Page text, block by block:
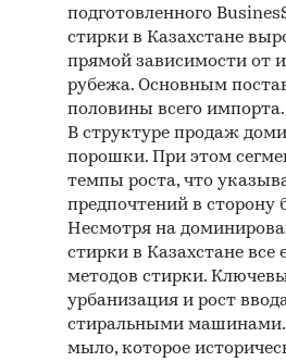
подготовленного
стирки в Казахстане
прямой зависимости от
рубежа. Основным
половины всего импорта.
В структуре продаж
порошки. При этом
темпы роста, что
предпочтений в сторону
Несмотря на
стирки в Казахстане
методов стирки.
урбанизация и рост
стиральными машинами.
мыло, которое